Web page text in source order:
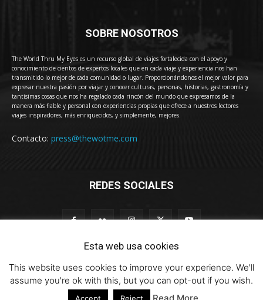
SOBRE NOSOTROS
The World Thru My Eyes es un recurso global de viajes fortalecida con el apoyo y
conocimiento de cientos de expertos locales que en cada viaje y experiencia nos han
transmitido lo mejor de cada comunidad o lugar. Proporcionándonos el mejor valor para
expresar nuestra pasión por viajar y conocer culturas, personas, historias, gastronomía y
tantísimas cosas que nos ha regalado cada rincón del mundo que expresamos de la
manera más fiable y personal con experiencias propias que ofrece a nuestros lectores
viajes inspiradores, más enriquecidos, y simplemente, mejores.
Contacto: press@thewotme.com
REDES SOCIALES
© 2011-2023 The World Thru My Eyes - Travel Magazine (Versión 4.0)
Esta web usa cookies
This website uses cookies to improve your experience. We'll
assume you're ok with this, but you can opt-out if you wish.